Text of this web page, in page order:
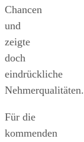
Chancen
und
zeigte
doch
eindrückliche
Nehmerqualitäten.
Für die
kommenden